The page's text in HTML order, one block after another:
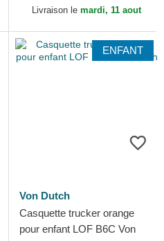
EraLivraison le mardi, 11 aout
ENFANT
Von Dutch
Casquette trucker orange
pour enfant LOF B6C Von